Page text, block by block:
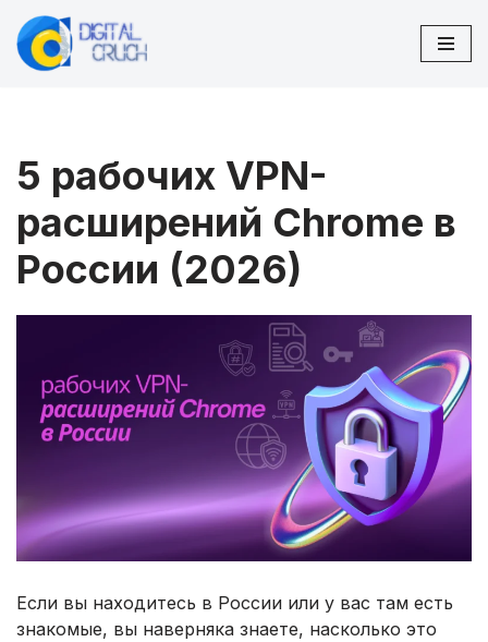
Перейти
5 рабочих VPN-
расширений Chrome в
России (2026)
Если вы находитесь в России или у вас там есть
знакомые, вы наверняка знаете, насколько это